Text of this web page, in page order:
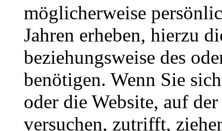
möglicherweise
Jahren erheben, hierzu
beziehungsweise des
benötigen. Wenn Sie
oder die Website, auf
versuchen, zutrifft,